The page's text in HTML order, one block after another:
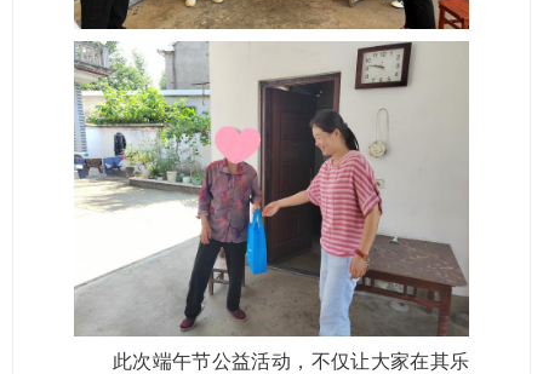
此次端午节公益活动，不仅让大家在其乐